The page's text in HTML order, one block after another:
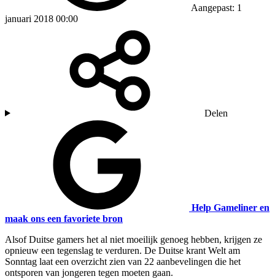
Aangepast: 1
januari 2018 00:00
Delen
Help Gameliner en
maak ons een favoriete bron
Alsof Duitse gamers het al niet moeilijk genoeg hebben, krijgen ze
opnieuw een tegenslag te verduren. De Duitse krant Welt am
Sonntag laat een overzicht zien van 22 aanbevelingen die het
ontsporen van jongeren tegen moeten gaan.